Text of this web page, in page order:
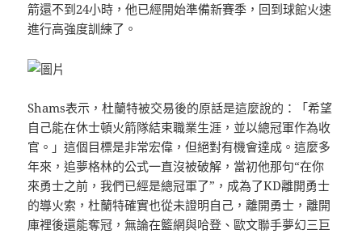
箭還不到24小時，他已經開始準備新賽季，回到球館火速
進行高強度訓練了。
Shams表示，杜蘭特被交易後的原話是這麼說的：「希望
自己能在休士頓火箭隊結束職業生涯，並以總冠軍作為收
官。」這個目標是非常宏偉，但絕對有機會達成。這麼多
年來，追夢格林的公式一直沒被破解，當初他那句“在你
來勇士之前，我們已經是總冠軍了”，成為了KD離開勇士
的導火索，杜蘭特確實也從未證明自己，離開勇士，離開
庫裡後還能奪冠，無論在籃網與哈登、歐文聯手夢幻三巨